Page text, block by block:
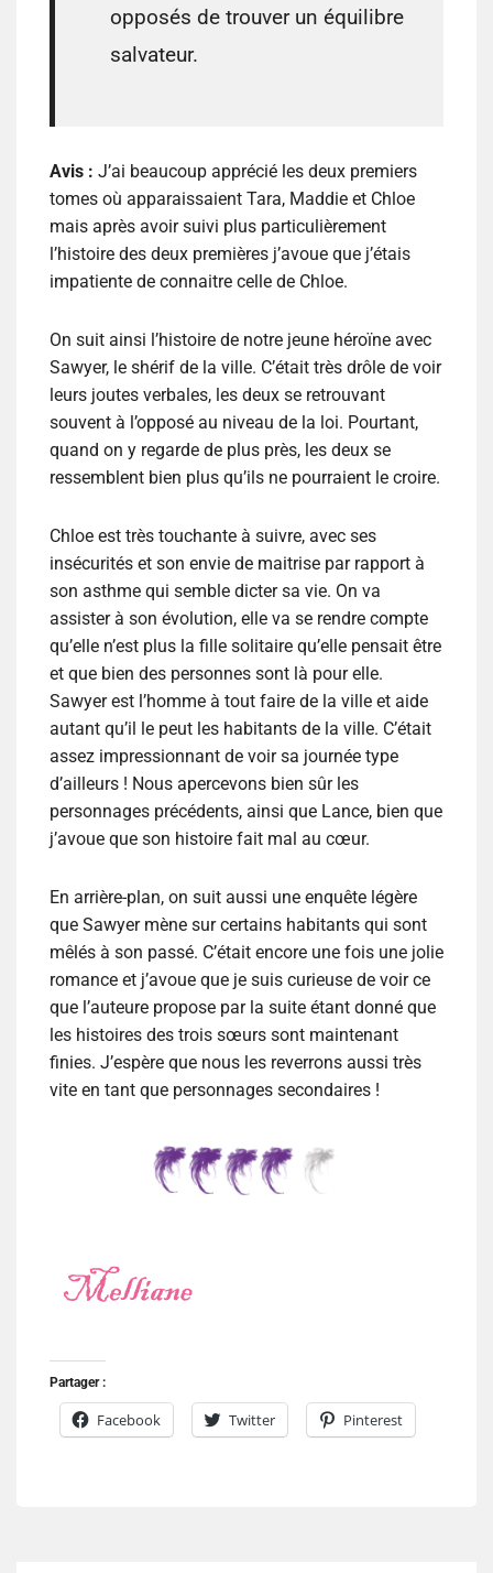
opposés de trouver un équilibre
salvateur.
Avis : J’ai beaucoup apprécié les deux premiers
tomes où apparaissaient Tara, Maddie et Chloe
mais après avoir suivi plus particulièrement
l’histoire des deux premières j’avoue que j’étais
impatiente de connaitre celle de Chloe.
On suit ainsi l’histoire de notre jeune héroïne avec
Sawyer, le shérif de la ville. C’était très drôle de voir
leurs joutes verbales, les deux se retrouvant
souvent à l’opposé au niveau de la loi. Pourtant,
quand on y regarde de plus près, les deux se
ressemblent bien plus qu’ils ne pourraient le croire.
Chloe est très touchante à suivre, avec ses
insécurités et son envie de maitrise par rapport à
son asthme qui semble dicter sa vie. On va
assister à son évolution, elle va se rendre compte
qu’elle n’est plus la fille solitaire qu’elle pensait être
et que bien des personnes sont là pour elle.
Sawyer est l’homme à tout faire de la ville et aide
autant qu’il le peut les habitants de la ville. C’était
assez impressionnant de voir sa journée type
d’ailleurs ! Nous apercevons bien sûr les
personnages précédents, ainsi que Lance, bien que
j’avoue que son histoire fait mal au cœur.
En arrière-plan, on suit aussi une enquête légère
que Sawyer mène sur certains habitants qui sont
mêlés à son passé. C’était encore une fois une jolie
romance et j’avoue que je suis curieuse de voir ce
que l’auteure propose par la suite étant donné que
les histoires des trois sœurs sont maintenant
finies. J’espère que nous les reverrons aussi très
vite en tant que personnages secondaires !
Partager :
Facebook Twitter Pinterest